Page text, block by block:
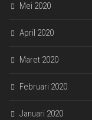
Mei 2020
April 2020
Maret 2020
Februari 2020
Januari 2020